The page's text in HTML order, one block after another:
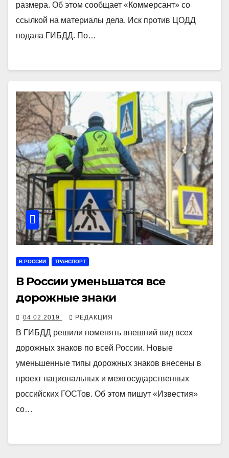
размера. Об этом сообщает «Коммерсант» со
ссылкой на материалы дела. Иск против ЦОДД
подала ГИБДД. По…
В РОССИИ ТРАНСПОРТ
В России уменьшатся все
дорожные знаки
04.02.2019 РЕДАКЦИЯ
В ГИБДД решили поменять внешний вид всех
дорожных знаков по всей России. Новые
уменьшенные типы дорожных знаков внесены в
проект национальных и межгосударственных
российских ГОСТов. Об этом пишут «Известия»
со…